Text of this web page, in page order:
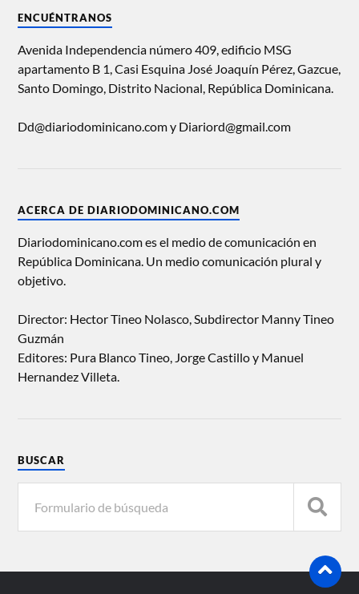
ENCUÉNTRANOS
Avenida Independencia número 409, edificio MSG
apartamento B 1, Casi Esquina José Joaquín Pérez, Gazcue,
Santo Domingo, Distrito Nacional, República Dominicana.
Dd@diariodominicano.com y Diariord@gmail.com
ACERCA DE DIARIODOMINICANO.COM
Diariodominicano.com es el medio de comunicación en
República Dominicana. Un medio comunicación plural y
objetivo.
Director: Hector Tineo Nolasco, Subdirector Manny Tineo
Guzmán
Editores: Pura Blanco Tineo, Jorge Castillo y Manuel
Hernandez Villeta.
BUSCAR